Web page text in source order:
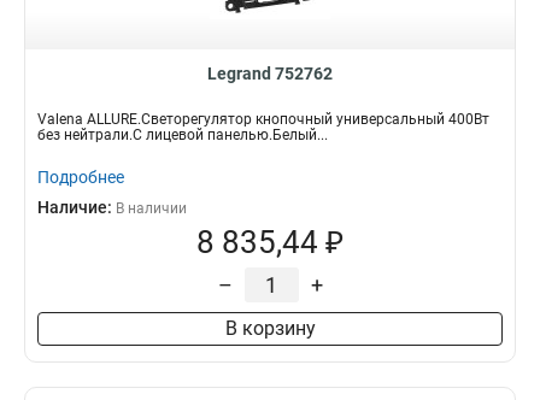
Legrand 752762
Valena ALLURE.Светорегулятор кнопочный универсальный 400Вт
без нейтрали.С лицевой панелью.Белый...
Подробнее
Наличие: В наличии
8 835,44 ₽
– +
В корзину